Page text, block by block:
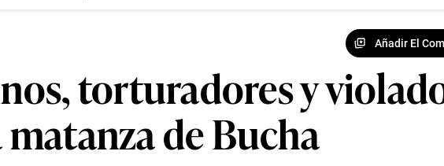
Añadir El
torturadores y
de Bucha